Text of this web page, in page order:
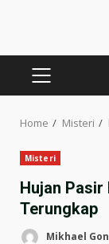
PRIMARY
Home Misteri
Misteri
Hujan
Terungkap
Mikhael